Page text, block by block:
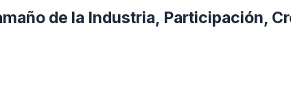
de la Industria, Participación,